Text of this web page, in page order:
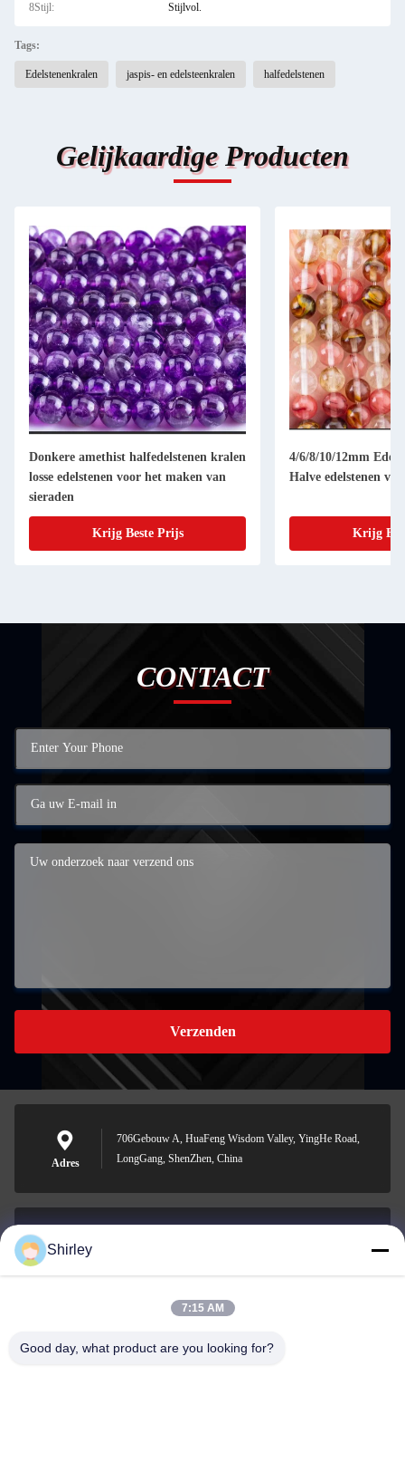
8Stijl: Stijlvol.
Tags:
Edelstenenkralen jaspis- en edelsteenkralen halfedelstenen
Gelijkaardige Producten
Donkere amethist halfedelstenen kralen
losse edelstenen voor het maken van
sieraden
Krijg Beste Prijs
4/6/8/10/12mm
Halve edelstenen
Krijg
CONTACT
Verzenden
Adres
706Gebouw A, HuaFeng Wisdom Valley, YingHe Road,
LongGang, ShenZhen, China
0086-18148506772
Shirley
7:15 AM
Good day, what product are you looking for?